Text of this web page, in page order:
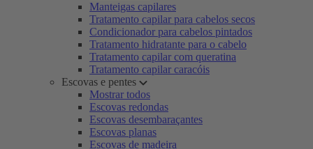
Manteigas capilares
Tratamento capilar para cabelos secos
Condicionador para cabelos pintados
Tratamento hidratante para o cabelo
Tratamento capilar com queratina
Tratamento capilar caracóis
Escovas e pentes
Mostrar todos
Escovas redondas
Escovas desembaraçantes
Escovas planas
Escovas de madeira